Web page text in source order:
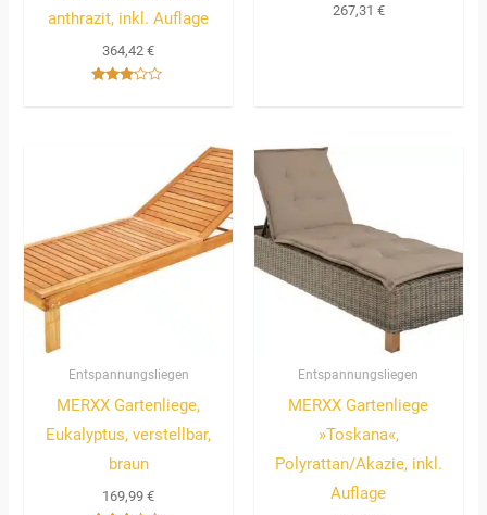
anthrazit, inkl. Auflage
364,42€
267,31 €
Entspannungsliegen
MERXX Gartenliege,
Eukalyptus, verstellbar,
braun
169,99€
Entspannungsliegen
MERXX Gartenliege
»Toskana«,
Polyrattan/Akazie, inkl.
Auflage